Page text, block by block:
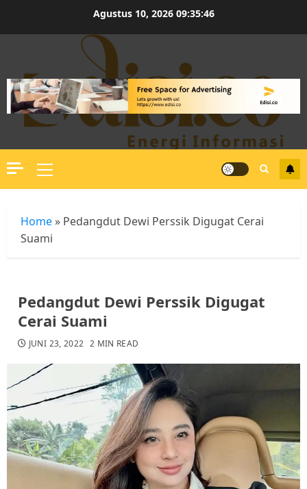
Agustus 10, 2026 09:35:46
Primary
Menu
Home » Pedangdut Dewi Perssik Digugat Cerai
Suami
Pedangdut Dewi Perssik Digugat
Cerai Suami
JUNI 23, 2022 2 MIN READ